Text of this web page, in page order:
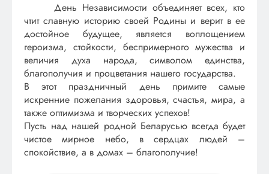
День Независимости объединяет всех, кто
чтит славную историю своей Родины и верит в ее
достойное будущее, является воплощением
героизма, стойкости, беспримерного мужества и
величия духа народа, символом единства,
благополучия и процветания нашего государства.
В этот праздничный день примите самые
искренние пожелания здоровья, счастья, мира, а
также оптимизма и творческих успехов!
Пусть над нашей родной Беларусью всегда будет
чистое мирное небо, в сердцах людей –
спокойствие, а в домах – благополучие!